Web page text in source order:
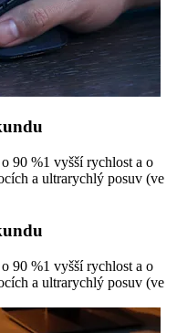
90 %1 vyšší rychlost a o
a ultrarychlý posuv (ve
90 %1 vyšší rychlost a o
a ultrarychlý posuv (ve